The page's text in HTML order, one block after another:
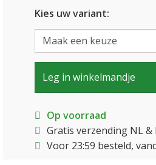
Kies uw variant:
Leg in winkelmandje
Op voorraad
Gratis verzending NL &
Voor 23:59 besteld,